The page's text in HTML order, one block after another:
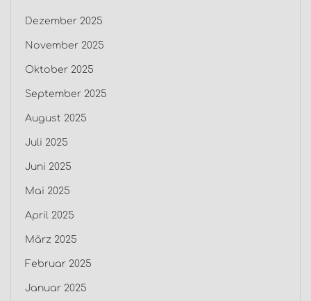
Dezember 2025
November 2025
Oktober 2025
September 2025
August 2025
Juli 2025
Juni 2025
Mai 2025
April 2025
März 2025
Februar 2025
Januar 2025